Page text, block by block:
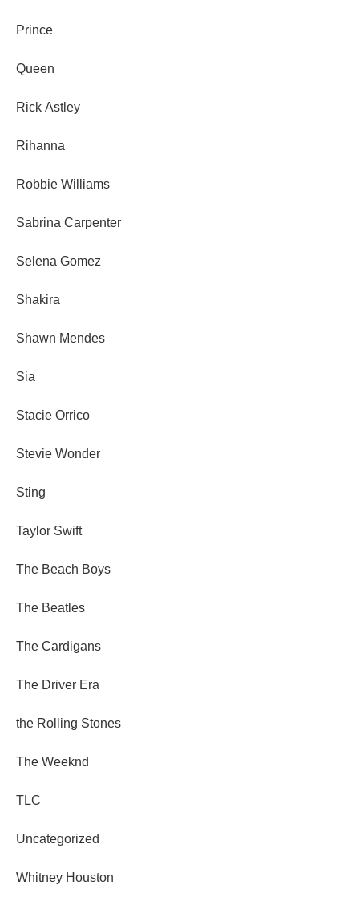
Prince
Queen
Rick Astley
Rihanna
Robbie Williams
Sabrina Carpenter
Selena Gomez
Shakira
Shawn Mendes
Sia
Stacie Orrico
Stevie Wonder
Sting
Taylor Swift
The Beach Boys
The Beatles
The Cardigans
The Driver Era
the Rolling Stones
The Weeknd
TLC
Uncategorized
Whitney Houston